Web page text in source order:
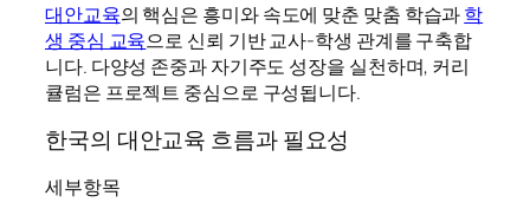
대안교육의 핵심은 흥미와 속도에 맞춘 맞춤 학습과학
생 중심 교육으로 신뢰 기반 교사-학생 관계를 구축합
니다. 다양성 존중과 자기주도 성장을 실천하며, 커리
큘럼은 프로젝트 중심으로 구성됩니다.
한국의 대안교육 흐름과 필요성
세부항목